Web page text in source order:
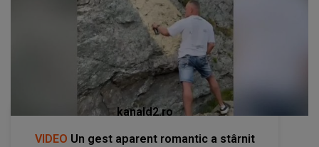
kanald2.ro
VIDEO Un gest aparent romantic a stârnit